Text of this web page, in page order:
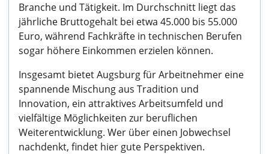
Branche und Tätigkeit. Im Durchschnitt liegt das
jährliche Bruttogehalt bei etwa 45.000 bis 55.000
Euro, während Fachkräfte in technischen Berufen
sogar höhere Einkommen erzielen können.
Insgesamt bietet Augsburg für Arbeitnehmer eine
spannende Mischung aus Tradition und
Innovation, ein attraktives Arbeitsumfeld und
vielfältige Möglichkeiten zur beruflichen
Weiterentwicklung. Wer über einen Jobwechsel
nachdenkt, findet hier gute Perspektiven.